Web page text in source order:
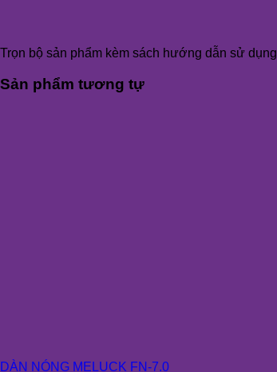
Trọn bộ sản phẩm kèm sách hướng dẫn sử dụng
Sản phẩm tương tự
DÀN NÓNG MELUCK FN-7.0